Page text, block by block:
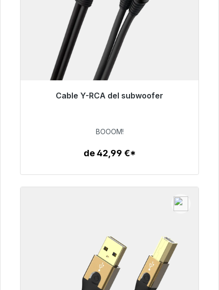
Cable Y-RCA del subwoofer
Listo para envío inmediato, plazo de entrega
53,49 €
BOOOM!
de 42,99 €*